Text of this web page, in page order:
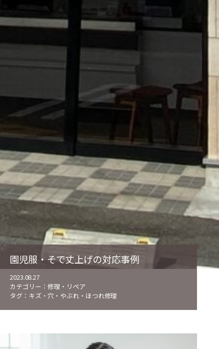
園児服・そで丈上げの対応事例
2023.08.27
カテゴリー：修理・リペア
タグ： キズ・穴・やぶれ・ほつれ修理